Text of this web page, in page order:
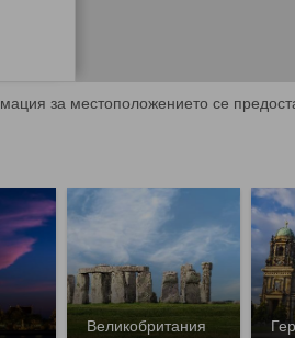
за местоположението се
Великобритания